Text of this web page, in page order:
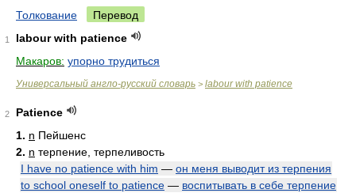
Толкование Перевод
1
labour with patience
Макаров: упорно трудиться
Универсальный англо-русский словарь > labour with patience
2
Patience
1. n Пейшенс
2. n терпение, терпеливость
I have no patience with him — он меня выводит из терпения
to school oneself to patience — воспитывать в себе терпение